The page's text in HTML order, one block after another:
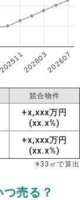
202511202603202607
競合物件
+x,xxx万円
(xx.x%)
+x,xxx万円
(xx.x%)
※33 ㎡で算出
売る？